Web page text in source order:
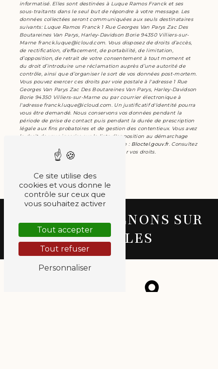
informatisé. Elles sont destinées à Luque Ramos Franck et ses
sous-traitants dans le seul but de répondre à votre message. Les
données collectées seront communiquées aux seuls destinataires
suivants: Luque Ramos Franck 1 Rue Georges Van Parys Zac Des
Boutareines Van Parys, Harley-Davidson Borie 94350 Villiers-sur-
Marne franck.luque@icloud.com. Vous disposez de droits d’accès,
de rectification, d’effacement, de portabilité, de limitation,
d’opposition, de retrait de votre consentement à tout moment et
du droit d’introduire une réclamation auprès d’une autorité de
contrôle, ainsi que d’organiser le sort de vos données post-mortem.
Vous pouvez exercer ces droits par voie postale à l'adresse 1 Rue
Georges Van Parys Zac Des Boutareines Van Parys, Harley-Davidson
Borie 94350 Villiers-sur-Marne ou par courrier électronique à
l'adresse franck.luque@icloud.com. Un justificatif d'identité pourra
vous être demandé. Nous conservons vos données pendant la
période de prise de contact puis pendant la durée de prescription
légale aux fins probatoires et de gestion des contentieux. Vous avez
le droit de vous inscrire sur la liste d'opposition au démarchage
téléphonique, disponible à cette adresse : Bloctel.gouv.fr. Consultez
le site cnil.fr pour plus d’informations sur vos droits.
NOUS INTERVENONS SUR
CES VILLES
Ce site utilise des
cookies et vous donne le
contrôle sur ceux que
vous souhaitez activer
Tout accepter
Tout refuser
Personnaliser